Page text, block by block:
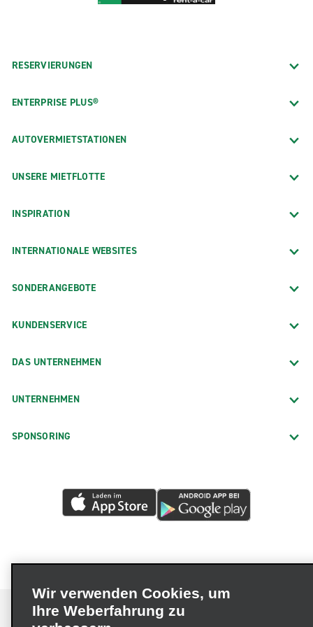
zur Kurz- als auch Langzeitmiete zur Verfügung. Wenn
Mietfahrzeug bei Enterprise Rent-A-Car.
RESERVIERUNGEN
ENTERPRISE PLUS®
AUTOVERMIETSTATIONEN
UNSERE MIETFLOTTE
INSPIRATION
INTERNATIONALE WEBSITES
SONDERANGEBOTE
KUNDENSERVICE
DAS UNTERNEHMEN
UNTERNEHMEN
SPONSORING
Wir verwenden Cookies, um
Ihre Weberfahrung zu